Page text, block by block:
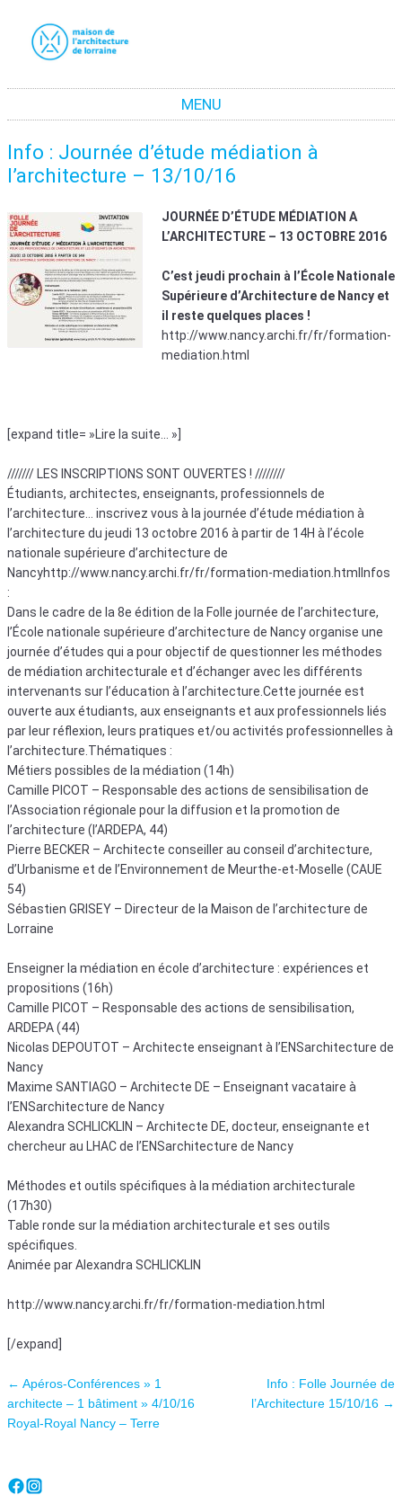
La maison de l'architecture de Lorraine
MENU
Info : Journée d’étude médiation à
l’architecture – 13/10/16
JOURNÉE D’ÉTUDE MÉDIATION A
L’ARCHITECTURE – 13 OCTOBRE 2016
C’est jeudi prochain à l’École Nationale
Supérieure d’Architecture de Nancy et
il reste quelques places !
http://www.nancy.archi.fr/fr/formation-
mediation.html
[expand title= »Lire la suite… »]
/////// LES INSCRIPTIONS SONT OUVERTES ! ////////
Étudiants, architectes, enseignants, professionnels de
l’architecture… inscrivez vous à la journée d’étude médiation à
l’architecture du jeudi 13 octobre 2016 à partir de 14H à l’école
nationale supérieure d’architecture de
Nancyhttp://www.nancy.archi.fr/fr/formation-mediation.htmlInfos
:
Dans le cadre de la 8e édition de la Folle journée de l’architecture,
l’École nationale supérieure d’architecture de Nancy organise une
journée d’études qui a pour objectif de questionner les méthodes
de médiation architecturale et d’échanger avec les différents
intervenants sur l’éducation à l’architecture.Cette journée est
ouverte aux étudiants, aux enseignants et aux professionnels liés
par leur réflexion, leurs pratiques et/ou activités professionnelles à
l’architecture.Thématiques :
Métiers possibles de la médiation (14h)
Camille PICOT – Responsable des actions de sensibilisation de
l’Association régionale pour la diffusion et la promotion de
l’architecture (l’ARDEPA, 44)
Pierre BECKER – Architecte conseiller au conseil d’architecture,
d’Urbanisme et de l’Environnement de Meurthe-et-Moselle (CAUE
54)
Sébastien GRISEY – Directeur de la Maison de l’architecture de
Lorraine
Enseigner la médiation en école d’architecture : expériences et
propositions (16h)
Camille PICOT – Responsable des actions de sensibilisation,
ARDEPA (44)
Nicolas DEPOUTOT – Architecte enseignant à l’ENSarchitecture de
Nancy
Maxime SANTIAGO – Architecte DE – Enseignant vacataire à
l’ENSarchitecture de Nancy
Alexandra SCHLICKLIN – Architecte DE, docteur, enseignante et
chercheur au LHAC de l’ENSarchitecture de Nancy
Méthodes et outils spécifiques à la médiation architecturale
(17h30)
Table ronde sur la médiation architecturale et ses outils
spécifiques.
Animée par Alexandra SCHLICKLIN
http://www.nancy.archi.fr/fr/formation-mediation.html
[/expand]
Navigation des articles
← Apéros-Conférences » 1
architecte – 1 bâtiment » 4/10/16
Royal-Royal Nancy – Terre
Info : Folle Journée de
l’Architecture 15/10/16 →